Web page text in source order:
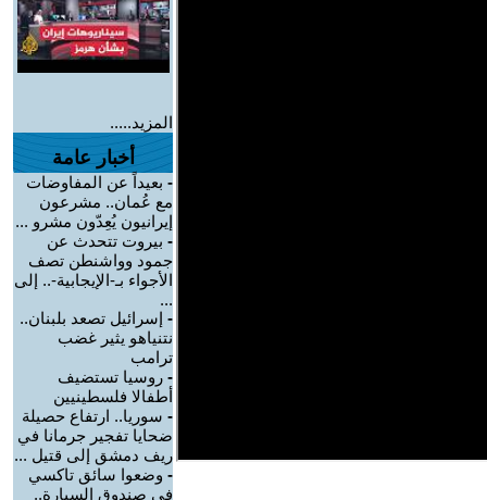
المزيد.....
أخبار عامة
- بعيداً عن المفاوضات
مع عُمان.. مشرعون
إيرانيون يُعِدّون مشرو ...
- بيروت تتحدث عن
جمود وواشنطن تصف
الأجواء بـ-الإيجابية-.. إلى
...
- إسرائيل تصعد بلبنان..
نتنياهو يثير غضب
ترامب
- روسيا تستضيف
أطفالا فلسطينيين
- سوريا.. ارتفاع حصيلة
ضحايا تفجير جرمانا في
ريف دمشق إلى قتيل ...
- وضعوا سائق تاكسي
في صندوق السيارة..